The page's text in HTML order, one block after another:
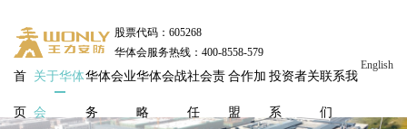
股票代码：605268
华体会服务热线：400-8558-579
首
页
关于华体
会
华体会业
务
华体会战
略
社会责
任
合作加
盟
投资者关
系
联系我
们
English